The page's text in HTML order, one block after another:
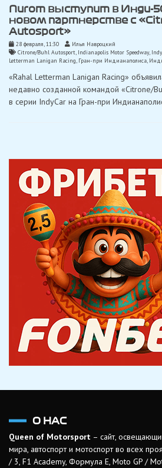
Пигот выступит в Инди-
новом партнерстве с
Autosport»
28 февраля, 11:30
Илья Навроцкий
Citrone/Buhl Autosport, Indianapolis Motor Speedway,
Letterman Lanigan Racing, Гран-при Индианаполиса,
«Rahal Letterman Lanigan Racing»
недавно созданной командой «Citrone/
в серии IndyCar на Гран-при
О НАС
Queen of Motorsport – сайт,
мира, автоспорт и мотоспорт во всех
/ 3, F1 Academy, Формула Е, Moto GP /